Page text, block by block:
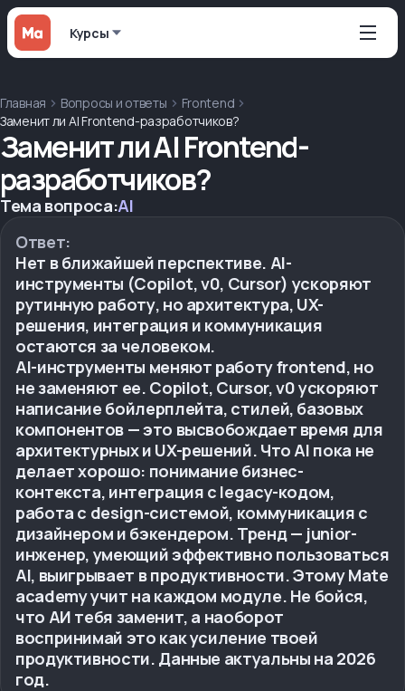
Курсы
Главная Вопросы и ответы
Frontend
Заменит ли AI Frontend-разработчиков?
Заменит ли AI Frontend-
разработчиков?
Тема вопроса:AI
Ответ:
Нет в ближайшей перспективе. AI-
инструменты (Copilot, v0, Cursor) ускоряют
рутинную работу, но архитектура, UX-
решения, интеграция и коммуникация
остаются за человеком.
AI-инструменты меняют работу frontend, но
не заменяют ее. Copilot, Cursor, v0 ускоряют
написание бойлерплейта, стилей, базовых
компонентов — это высвобождает время для
архитектурных и UX-решений. Что AI пока не
делает хорошо: понимание бизнес-
контекста, интеграция с legacy-кодом,
работа с design-системой, коммуникация с
дизайнером и бэкендером. Тренд — junior-
инженер, умеющий эффективно пользоваться
AI, выигрывает в продуктивности. Этому Mate
academy учит на каждом модуле. Не бойся,
что АИ тебя заменит, а наоборот
воспринимай это как усиление твоей
продуктивности. Данные актуальны на 2026
год.